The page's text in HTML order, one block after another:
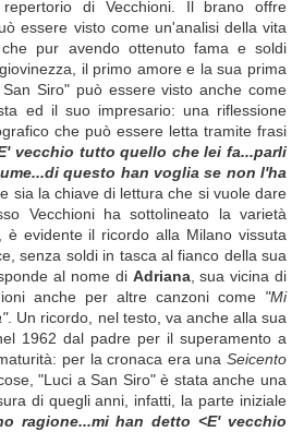
di Vecchioni. Il brano offre
essere visto come un'analisi della vita
pur avendo ottenuto fama e soldi
il primo amore e la sua prima
Siro" può essere visto anche come
ed il suo impresario: una riflessione
che può essere letta tramite frasi
vecchio tutto quello che lei fa...parli
questo han voglia se non l'ha
sia la chiave di lettura che si vuole dare
Vecchioni ha sottolineato la varietà
è evidente il ricordo alla Milano vissuta
senza soldi in tasca al fianco della sua
al nome di Adriana, sua vicina di
anche per altre canzoni come "Mi
. Un ricordo, nel testo, va anche alla sua
1962 dal padre per il superamento a
per la cronaca era una Seicento
"Luci a San Siro" è stata anche una
di quegli anni, infatti, la parte iniziale
ragione...mi han detto <E' vecchio